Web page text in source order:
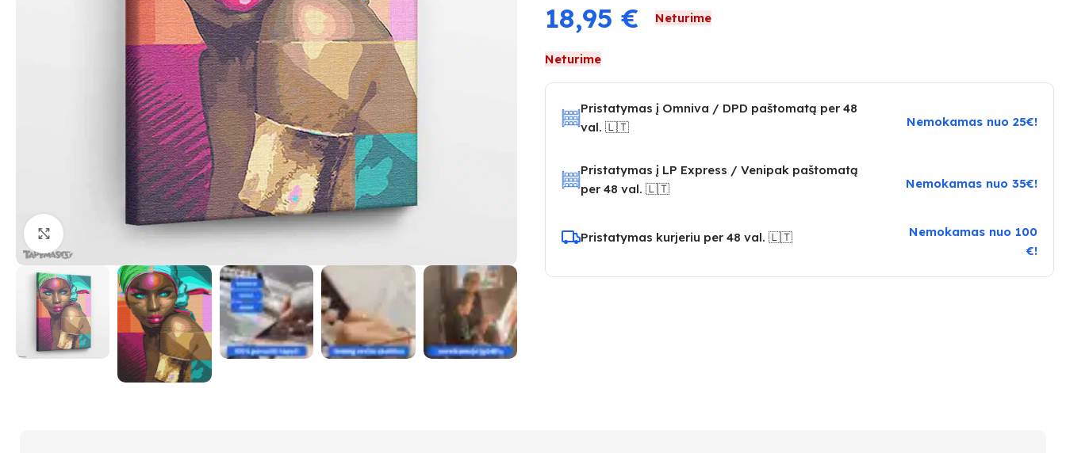
Paspauskite, kad priartinti
18,95 € Neturime
Neturime
Pristatymas į Omniva / DPD paštomatą per 48
val. 🇱🇹
Nemokamas nuo 25€!
Pristatymas į LP Express / Venipak paštomatą
per 48 val. 🇱🇹
Nemokamas nuo 35€!
Pristatymas kurjeriu per 48 val. 🇱🇹
Nemokamas nuo 100
€!